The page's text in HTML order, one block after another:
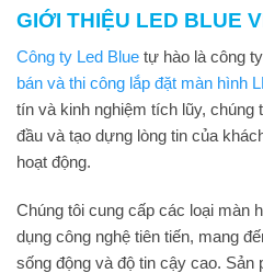
GIỚI THIỆU LED BLUE
Công ty Led Blue tự hào là công
bán và thi công lắp đặt màn hình
tín và kinh nghiệm tích lũy, chúng
đầu và tạo dựng lòng tin của
hoạt động.
Chúng tôi cung cấp các loại màn
dụng công nghệ tiên tiến, mang
sống động và độ tin cậy cao. Sản